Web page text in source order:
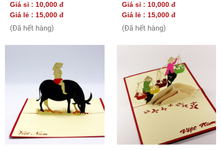
Giá sỉ : 10,000 đ
Giá lẻ : 15,000 đ
(Đã hết hàng)
Giá sỉ : 10,000 đ
Giá lẻ : 15,000 đ
(Đã hết hàng)